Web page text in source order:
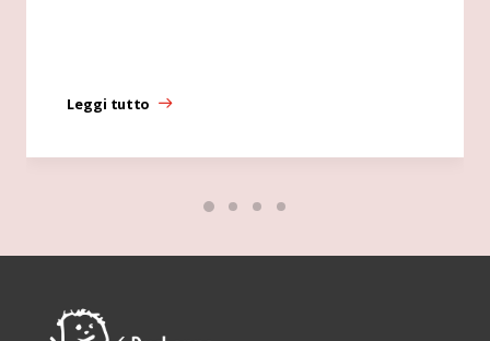
Leggi tutto